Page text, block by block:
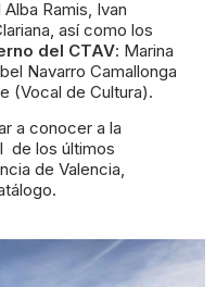
Ramis, Ivan
así como los
del CTAV: Marina
Navarro Camallonga
(Vocal de Cultura).
a conocer a la
de los últimos
de Valencia,